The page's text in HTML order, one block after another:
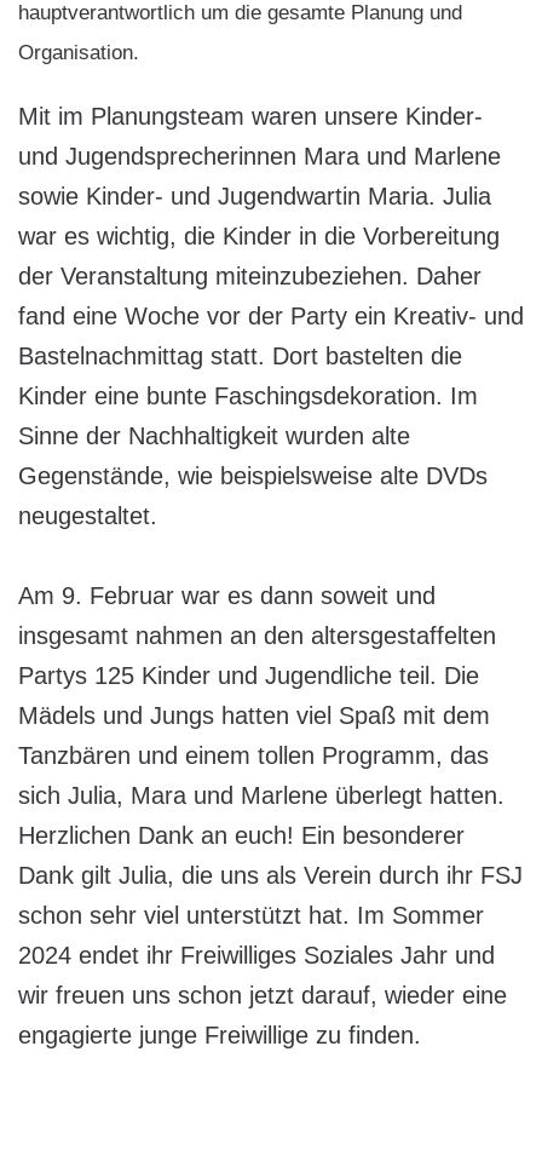
hauptverantwortlich um die gesamte Planung und
Organisation.
Mit im Planungsteam waren unsere Kinder-
und Jugendsprecherinnen Mara und Marlene
sowie Kinder- und Jugendwartin Maria. Julia
war es wichtig, die Kinder in die Vorbereitung
der Veranstaltung miteinzubeziehen. Daher
fand eine Woche vor der Party ein Kreativ- und
Bastelnachmittag statt. Dort bastelten die
Kinder eine bunte Faschingsdekoration. Im
Sinne der Nachhaltigkeit wurden alte
Gegenstände, wie beispielsweise alte DVDs
neugestaltet.
Am 9. Februar war es dann soweit und
insgesamt nahmen an den altersgestaffelten
Partys 125 Kinder und Jugendliche teil. Die
Mädels und Jungs hatten viel Spaß mit dem
Tanzbären und einem tollen Programm, das
sich Julia, Mara und Marlene überlegt hatten.
Herzlichen Dank an euch! Ein besonderer
Dank gilt Julia, die uns als Verein durch ihr FSJ
schon sehr viel unterstützt hat. Im Sommer
2024 endet ihr Freiwilliges Soziales Jahr und
wir freuen uns schon jetzt darauf, wieder eine
engagierte junge Freiwillige zu finden.